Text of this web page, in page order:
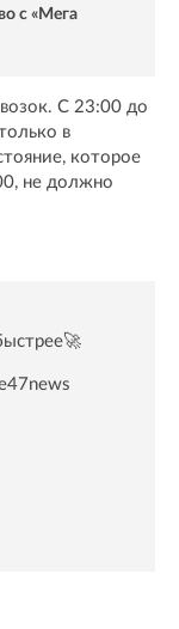
с «Мега
С 23:00 до
в
которое
не должно